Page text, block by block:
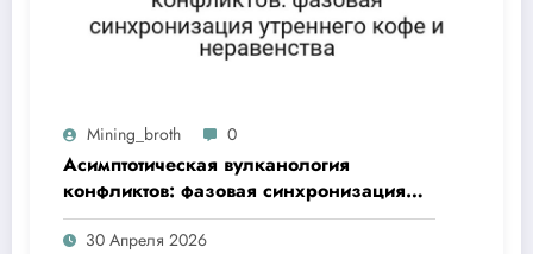
Mining_broth 0
Асимптотическая вулканология
конфликтов: фазовая синхронизация
утреннего кофе и неравенства
30 Апреля 2026